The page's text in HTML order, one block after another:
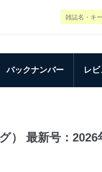
バックナンバー レ
） 最新号：2026